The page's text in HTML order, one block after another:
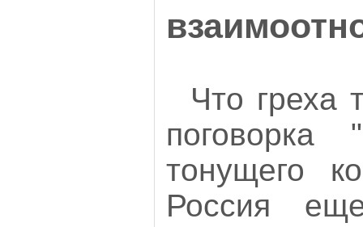
Что греха
тонущего
Россия